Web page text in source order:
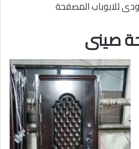
للابوباب المصفحة
صينى